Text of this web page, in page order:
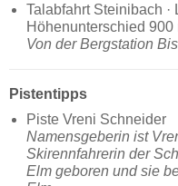
Talabfahrt Steinibach ·
Höhenunterschied 900
Von der Bergstation
Pistentipps
Piste Vreni Schneider
Namensgeberin ist
Skirennfahrerin der
Elm geboren und sie